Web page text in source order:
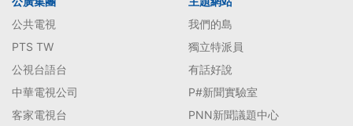
公共電視
PTS TW
公視台語台
中華電視公司
客家電視台
我們的島
獨立特派員
有話好說
P#新聞實驗室
PNN新聞議題中心